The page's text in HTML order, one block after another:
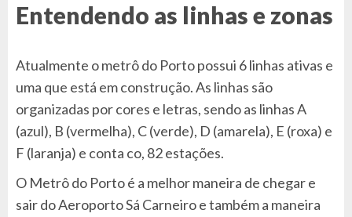
Entendendo as linhas e zonas
Atualmente o metrô do Porto possui 6 linhas ativas e
uma que está em construção. As linhas são
organizadas por cores e letras, sendo as linhas A
(azul), B (vermelha), C (verde), D (amarela), E (roxa) e
F (laranja) e conta co, 82 estações.
O Metrô do Porto é a melhor maneira de chegar e
sair do Aeroporto Sá Carneiro e também a maneira